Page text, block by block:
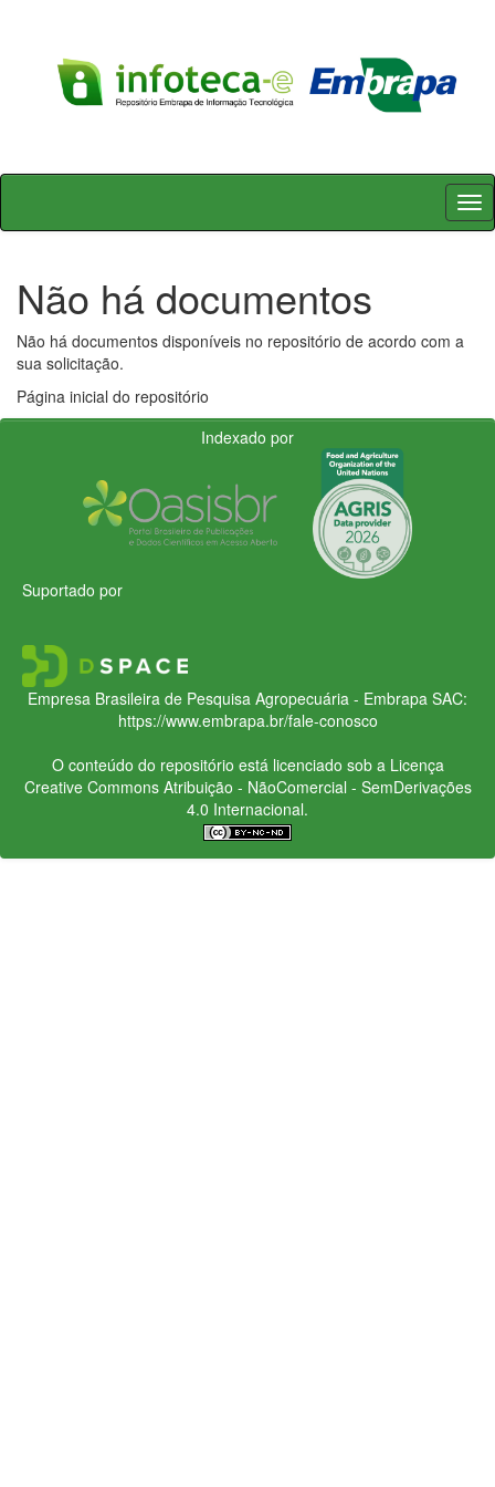
Skip
Não há documentos
Não há documentos disponíveis no repositório de acordo com a
sua solicitação.
Página inicial do repositório
Indexado por
Suportado por
Empresa Brasileira de Pesquisa Agropecuária - Embrapa SAC:
https://www.embrapa.br/fale-conosco
O conteúdo do repositório está licenciado sob a Licença
Creative CommonsAtribuição - NãoComercial - SemDerivações
4.0 Internacional.